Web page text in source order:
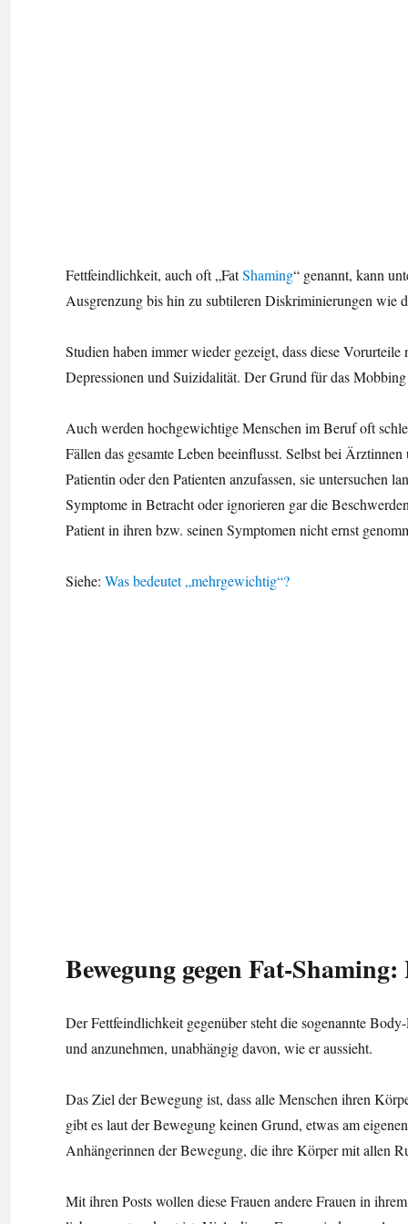
Fettfeindlichkeit, auch oft „FatShaming“ genannt, kann
Ausgrenzung bis hin zu subtileren Diskriminierungen wie
Studien haben immer wieder gezeigt, dass diese
Depressionen und Suizidalität. Der Grund für das
Auch werden hochgewichtige Menschen im Beruf oft
Fällen das gesamte Leben beeinflusst. Selbst bei
Patientin oder den Patienten anzufassen, sie untersuchen
Symptome in Betracht oder ignorieren gar die
Patient in ihren bzw. seinen Symptomen nicht ernst
Siehe: Was bedeutet „mehrgewichtig“?
Bewegung gegen Fat-
Der Fettfeindlichkeit gegenüber steht die sogenannte
und anzunehmen, unabhängig davon, wie er aussieht.
Das Ziel der Bewegung ist, dass alle Menschen ihren
gibt es laut der Bewegung keinen Grund, etwas am
Anhängerinnen der Bewegung, die ihre Körper mit allen
Mit ihren Posts wollen diese Frauen andere Frauen in